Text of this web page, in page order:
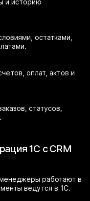
и историю
остатками,
оплат, актов и
статусов,
1С с CRM
работают в
ведутся в 1С.